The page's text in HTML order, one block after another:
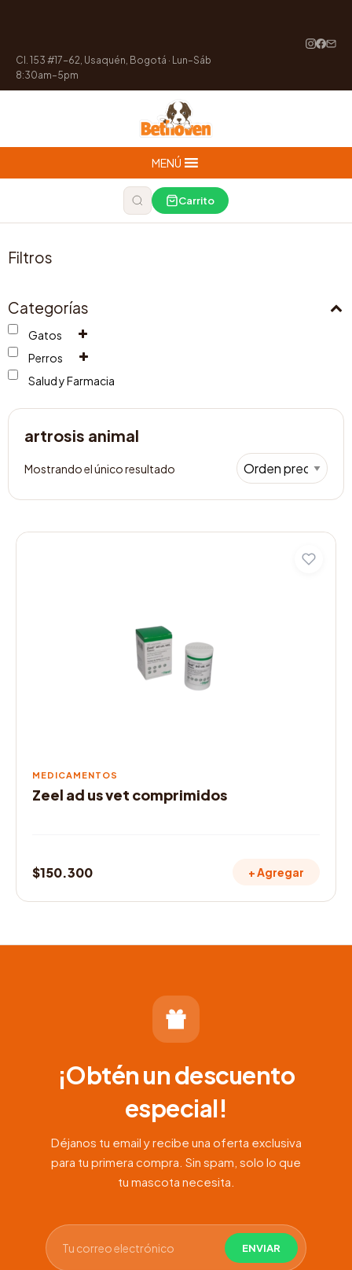
Cl. 153 #17-62, Usaquén, Bogotá · Lun–Sáb
8:30am–5pm
MENÚ
Carrito
Filtros
Categorías
Gatos
Perros
Salud y Farmacia
artrosis animal
Mostrando el único resultado
MEDICAMENTOS
Zeel ad us vet comprimidos
$150.300 + Agregar
¡Obtén un descuento
especial!
Déjanos tu email y recibe una oferta exclusiva
para tu primera compra. Sin spam, solo lo que
tu mascota necesita.